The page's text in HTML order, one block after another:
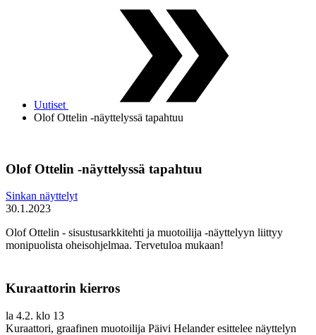
Uutiset
Olof Ottelin -näyttelyssä tapahtuu
Olof Ottelin -näyttelyssä tapahtuu
Sinkan näyttelyt
30.1.2023
Olof Ottelin - sisustusarkkitehti ja muotoilija -näyttelyyn liittyy
monipuolista oheisohjelmaa. Tervetuloa mukaan!
Kuraattorin kierros
la 4.2. klo 13
Kuraattori, graafinen muotoilija Päivi Helander esittelee näyttelyn